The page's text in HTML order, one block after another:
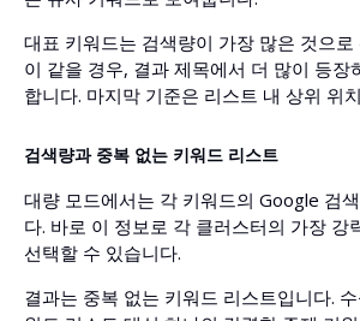
대표 키워드는 검색량이 가장 많은 것으
이 같을 경우, 결과 제목에서 더 많이 등장
합니다. 마지막 기준은 리스트 내 상위 위
검색량과 중복 없는 키워드 리스트
대량 모드에서는 각 키워드의 Google 검
다. 바로 이 정보로 각 클러스터의 가장 강
선택할 수 있습니다.
결과는 중복 없는 키워드 리스트입니다.